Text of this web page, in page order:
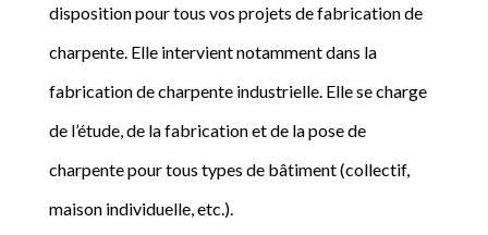
disposition pour tous vos projets de fabrication de
charpente. Elle intervient notamment dans la
fabrication de charpente industrielle. Elle se charge
de l’étude, de la fabrication et de la pose de
charpente pour tous types de bâtiment (collectif,
maison individuelle, etc.).